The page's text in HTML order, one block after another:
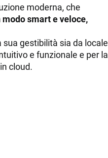
moderna, che
smart e veloce,
sua gestibilità sia da locale
e funzionale e per la
cloud.